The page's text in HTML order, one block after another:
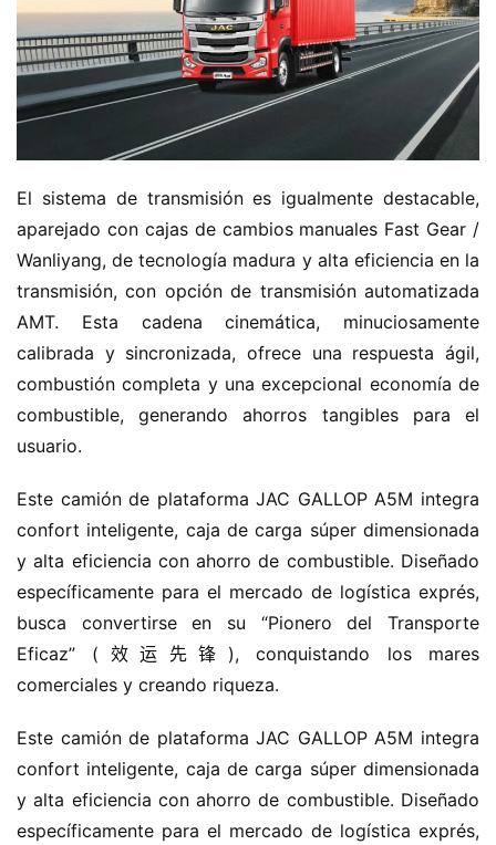
El sistema de transmisión es igualmente destacable,
aparejado con cajas de cambios manuales Fast Gear /
Wanliyang, de tecnología madura y alta eficiencia en la
transmisión, con opción de transmisión automatizada
AMT. Esta cadena cinemática, minuciosamente
calibrada y sincronizada, ofrece una respuesta ágil,
combustión completa y una excepcional economía de
combustible, generando ahorros tangibles para el
usuario.
Este camión de plataforma JAC GALLOP A5M integra
confort inteligente, caja de carga súper dimensionada
y alta eficiencia con ahorro de combustible. Diseñado
específicamente para el mercado de logística exprés,
busca convertirse en su “Pionero del Transporte
Eficaz” (效运先锋), conquistando los mares
comerciales y creando riqueza.
Este camión de plataforma JAC GALLOP A5M integra
confort inteligente, caja de carga súper dimensionada
y alta eficiencia con ahorro de combustible. Diseñado
específicamente para el mercado de logística exprés,